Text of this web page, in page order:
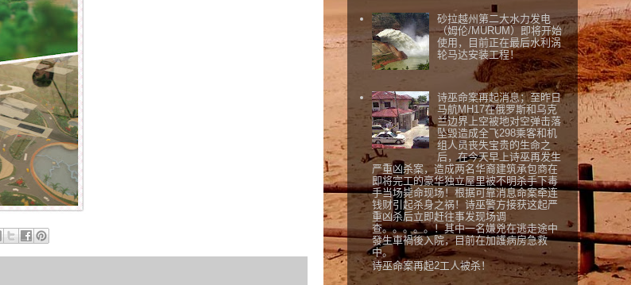
砂拉越州第二大水力发电
（姆伦/MURUM）即将开始
使用，目前正在最后水利涡
轮马达安装工程！
诗巫命案再起消息；至昨日
马航MH17在俄罗斯和乌克
兰边界上空被地对空弹击落
坠毁造成全飞298乘客和机
组人员丧失宝贵的生命之
后，在今天早上诗巫再发生
严重凶杀案，造成两名华裔建筑承包商在
即将完工的豪华独立屋里被不明杀手下毒
手当场毙命现场！根据可靠消息命案牵连
钱财引起杀身之祸！诗巫警方接获这起严
重凶杀后立即赶往事发现场调
查。。。。。！其中一名嫌兇在逃走途中
發生車禍後入院，目前在加護病房急救
中。
诗巫命案再起2工人被杀！